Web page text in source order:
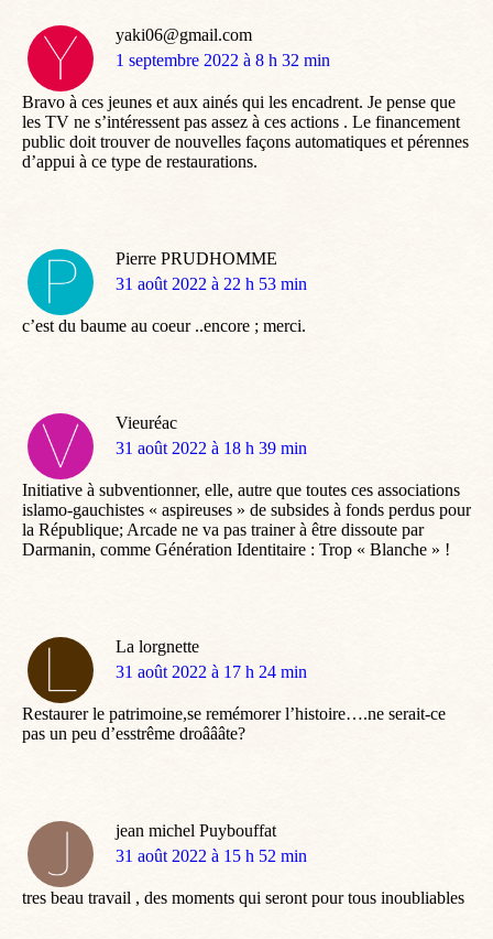
yaki06@gmail.com
dit
1 septembre 2022 à 8 h 32 min
Bravo à ces jeunes et aux ainés qui les encadrent. Je pense que
les TV ne s’intéressent pas assez à ces actions . Le financement
public doit trouver de nouvelles façons automatiques et pérennes
d’appui à ce type de restaurations.
Pierre PRUDHOMME
dit
31 août 2022 à 22 h 53 min
c’est du baume au coeur ..encore ; merci.
Vieuréac
dit
31 août 2022 à 18 h 39 min
Initiative à subventionner, elle, autre que toutes ces associations
islamo-gauchistes « aspireuses » de subsides à fonds perdus pour
la République; Arcade ne va pas trainer à être dissoute par
Darmanin, comme Génération Identitaire : Trop « Blanche » !
La lorgnette
dit
31 août 2022 à 17 h 24 min
Restaurer le patrimoine,se remémorer l’histoire….ne serait-ce
pas un peu d’esstrême droâââte?
jean michel Puybouffat
dit
31 août 2022 à 15 h 52 min
tres beau travail , des moments qui seront pour tous inoubliables